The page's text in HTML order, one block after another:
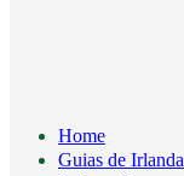
Home
Guias de Irlanda